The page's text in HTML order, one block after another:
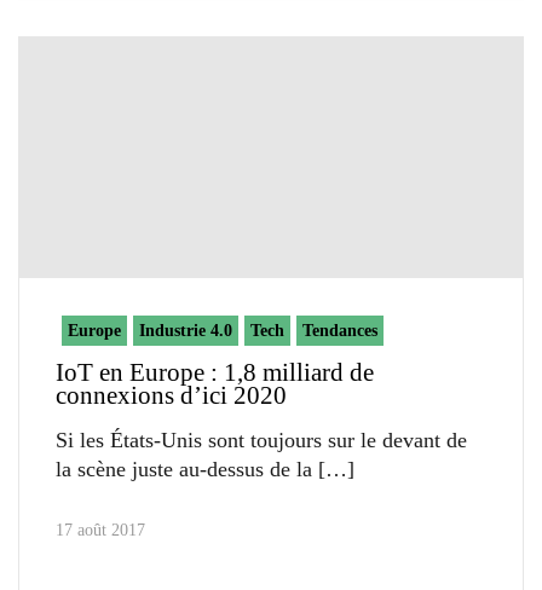
Europe Industrie 4.0 Tech Tendances
IoT en Europe : 1,8 milliard de
connexions d’ici 2020
Si les États-Unis sont toujours sur le devant de
la scène juste au-dessus de la
17 août 2017